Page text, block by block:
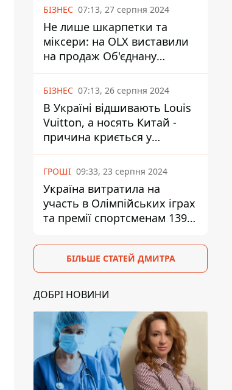
БІЗНЕС 07:13, 27 серпня 2024
Не лише шкарпетки та
міксери: на OLX виставили
на продаж Об'єднану
Гірнично-Хімічну Компанію
за багато мільярдів
БІЗНЕС 07:13, 26 серпня 2024
В Україні відшивають Louis
Vuitton, а носять Китай -
причина криється у
податках
ГРОШІ 09:33, 23 серпня 2024
Україна витратила на
участь в Олімпійських іграх
та премії спортсменам 139,6
БІЛЬШЕ СТАТЕЙ ДМИТРА
ДОБРІ НОВИНИ